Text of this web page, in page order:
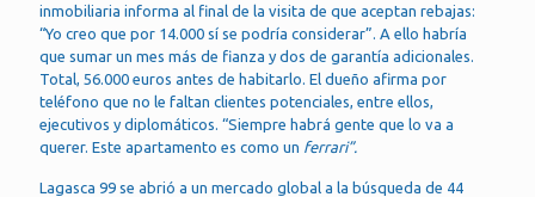
inmobiliaria informa al final de la visita de que aceptan rebajas:
“Yo creo que por 14.000 sí se podría considerar”. A ello habría
que sumar un mes más de fianza y dos de garantía adicionales.
Total, 56.000 euros antes de habitarlo. El dueño afirma por
teléfono que no le faltan clientes potenciales, entre ellos,
ejecutivos y diplomáticos. “Siempre habrá gente que lo va a
querer. Este apartamento es como un ferrari”.
Lagasca 99 se abrió a un mercado global a la búsqueda de 44